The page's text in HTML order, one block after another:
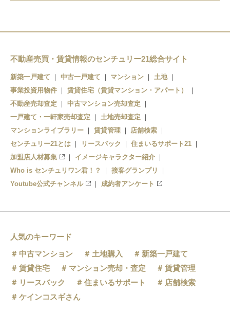
八千代中央駅
村上駅
東葉勝田台駅
不動産売買・賃貸情報のセンチュリー21総合サイト
新築一戸建て 中古一戸建て マンション
土地
事業投資用物件
賃貸住宅（賃貸マンション・アパート）
不動産売却査定
中古マンション売却査定
一戸建て・一軒家売却査定
土地売却査定
マンションライブラリー
賃貸管理
店舗検索
センチュリー21とは
リースバック
住まいるサポート21
加盟店人材募集
イメージキャラクター紹介
Who is センチュリワン君！？
接客グランプリ
Youtube公式チャンネル
成約者アンケート
人気のキーワード
中古マンション
土地購入
新築一戸建て
賃貸住宅
マンション売却・査定
賃貸管理
リースバック
住まいるサポート
店舗検索
ケインコスギさん